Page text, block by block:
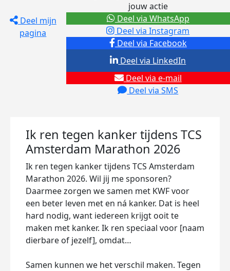
Deel mijn
pagina
jouw actie
Deel via Facebook
Deel via Instagram
Deel via e-mail
Deel via SMS
Deel via LinkedIn
Deel via WhatsApp
Ik ren tegen kanker tijdens TCS
Amsterdam Marathon 2026
Ik ren tegen kanker tijdens TCS Amsterdam
Marathon 2026. Wil jij me sponsoren?
Daarmee zorgen we samen met KWF voor
een beter leven met en ná kanker. Dat is heel
hard nodig, want iedereen krijgt ooit te
maken met kanker. Ik ren speciaal voor [naam
dierbare of jezelf], omdat…
Samen kunnen we het verschil maken. Tegen